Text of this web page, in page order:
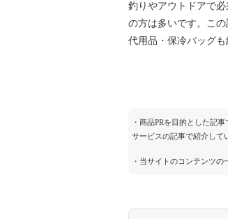
釣りやアウトドアで
の方は多いです。こ
代用品・保冷バッグも
・商品PRを目的とした記
サービスの記事で紹介して
・当サイトのコンテンツの